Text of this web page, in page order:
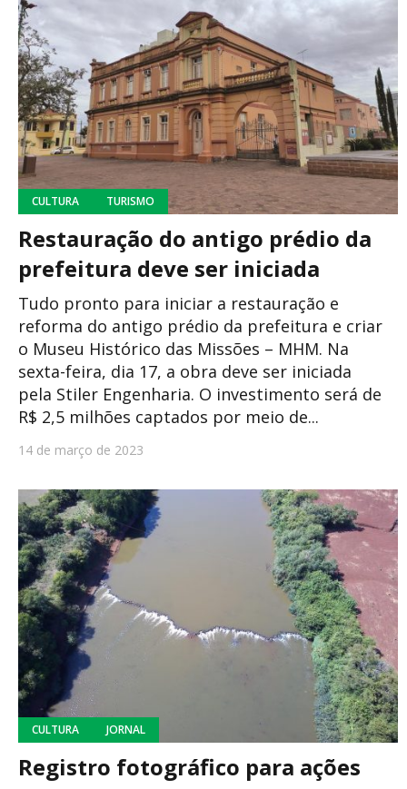
CULTURA TURISMO
Restauração do antigo prédio da
prefeitura deve ser iniciada
Tudo pronto para iniciar a restauração e
reforma do antigo prédio da prefeitura e criar
o Museu Histórico das Missões – MHM. Na
sexta-feira, dia 17, a obra deve ser iniciada
pela Stiler Engenharia. O investimento será de
R$ 2,5 milhões captados por meio de...
14 de março de 2023
CULTURA JORNAL
Registro fotográfico para ações